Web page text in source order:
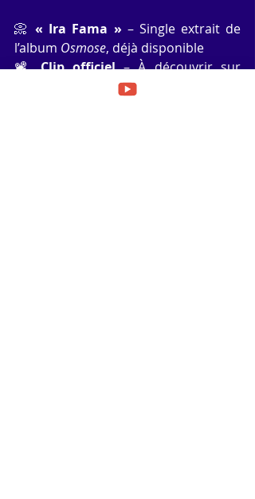
📀 « Ira Fama » – Single extrait de
l’album Osmose, déjà disponible
📽️ Clip officiel – À découvrir sur
YouTube🎙️ Featuring :